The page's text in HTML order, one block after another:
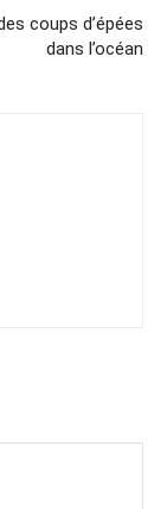
coups d’épées
dans l’océan